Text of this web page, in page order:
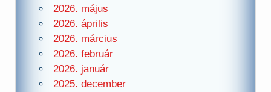
2026. május
2026. április
2026. március
2026. február
2026. január
2025. december